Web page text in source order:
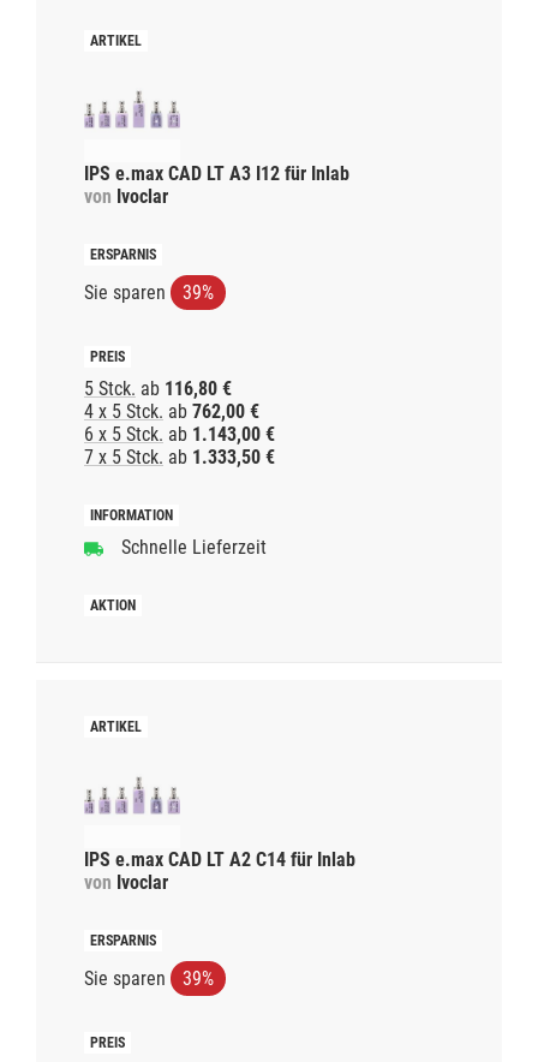
IPS e.max CAD LT A3 I12 für Inlab
von Ivoclar
Sie sparen 39%
5 Stck. ab 116,80 €
4 x 5 Stck. ab 762,00 €
6 x 5 Stck. ab 1.143,00 €
7 x 5 Stck. ab 1.333,50 €
Schnelle Lieferzeit
IPS e.max CAD LT A2 C14 für Inlab
von Ivoclar
Sie sparen 39%